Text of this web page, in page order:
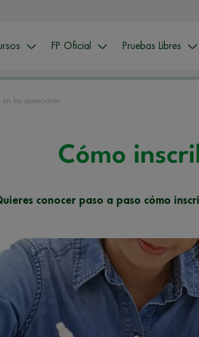
FP Oficial Pruebas Libres
en las oposiciones
Cómo
conocer paso a paso cómo